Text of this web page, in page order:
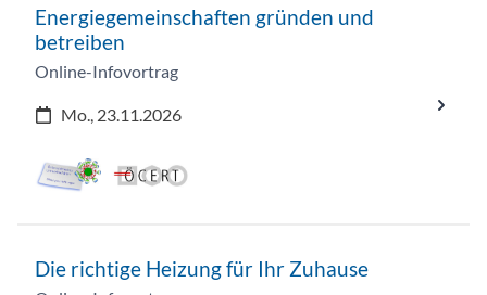
Energiegemeinschaften gründen und
betreiben
Online-Infovortrag
Mo., 23.11.2026
Die richtige Heizung für Ihr Zuhause